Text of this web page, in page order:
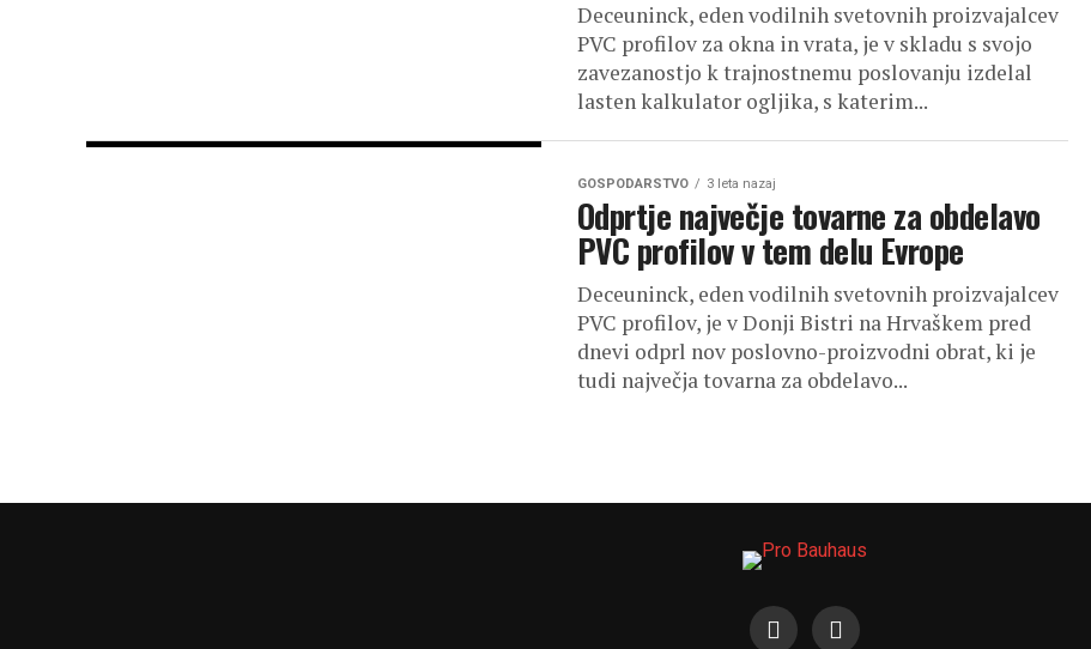
Deceuninck, eden vodilnih svetovnih proizvajalcev
PVC profilov za okna in vrata, je v skladu s svojo
zavezanostjo k trajnostnemu poslovanju izdelal
lasten kalkulator ogljika, s katerim...
GOSPODARSTVO 3 leta nazaj
Odprtje največje tovarne za obdelavo
PVC profilov v tem delu Evrope
Deceuninck, eden vodilnih svetovnih proizvajalcev
PVC profilov, je v Donji Bistri na Hrvaškem pred
dnevi odprl nov poslovno-proizvodni obrat, ki je
tudi največja tovarna za obdelavo...